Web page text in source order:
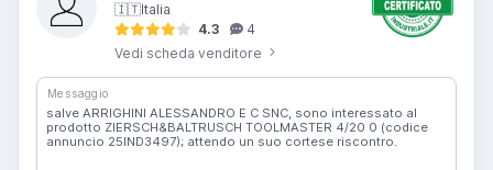
🇮🇹Italia
4.3
4
Vedi scheda venditore
Messaggio